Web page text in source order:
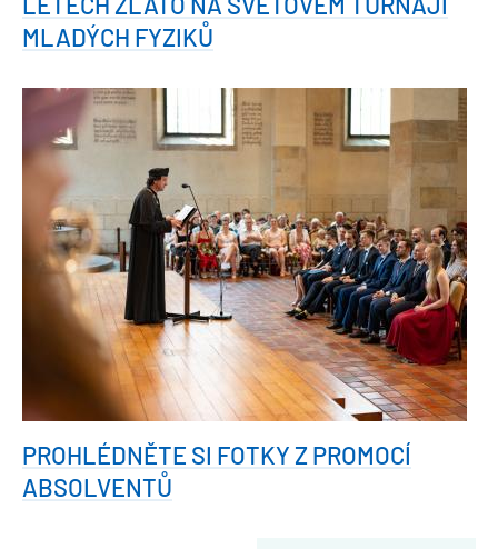
MLADÝCH FYZIKŮ
PROHLÉDNĚTE SI FOTKY Z PROMOCÍ
ABSOLVENTŮ